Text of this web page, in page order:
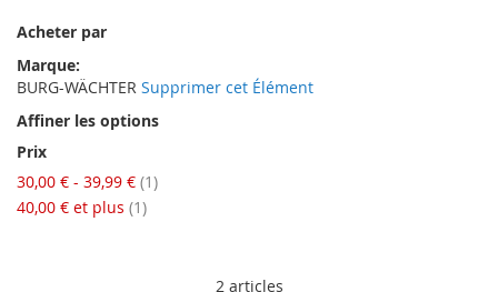
2articles
Acheter par
Marque
BURG-WÄCHTER Supprimer cet Élément
Affiner les options
Prix
30,00 € - 39,99 € 1article
40,00 € et plus 1article